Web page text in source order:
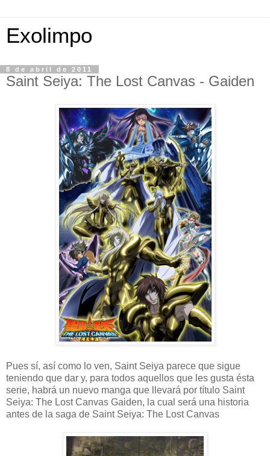
Exolimpo
8 de abril de 2011
Saint Seiya: The Lost Canvas - Gaiden
Pues sí, así como lo ven, Saint Seiya parece que sigue
teniendo que dar y, para todos aquellos que les gusta ésta
serie, habrá un nuevo manga que llevará por título Saint
Seiya: The Lost Canvas Gaiden, la cual será una historia
antes de la saga de Saint Seiya: The Lost Canvas